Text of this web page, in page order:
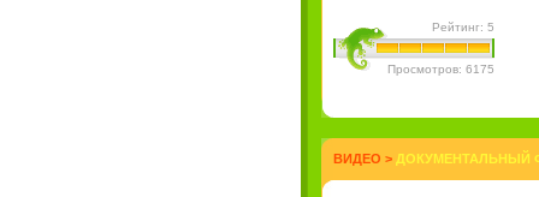
Рейтинг: 5
Просмотров: 6175
ВИДЕО > ДОКУМЕНТАЛЬНЫЙ